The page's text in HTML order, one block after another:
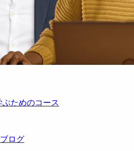
ためのコース
ブログ